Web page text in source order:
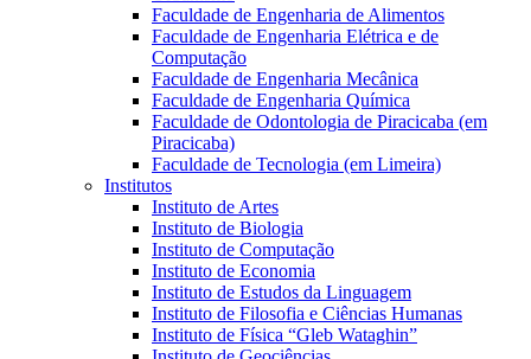
Faculdade de Engenharia de Alimentos
Faculdade de Engenharia Elétrica e de
Computação
Faculdade de Engenharia Mecânica
Faculdade de Engenharia Química
Faculdade de Odontologia de Piracicaba (em
Piracicaba)
Faculdade de Tecnologia (em Limeira)
Institutos
Instituto de Artes
Instituto de Biologia
Instituto de Computação
Instituto de Economia
Instituto de Estudos da Linguagem
Instituto de Filosofia e Ciências Humanas
Instituto de Física “Gleb Wataghin”